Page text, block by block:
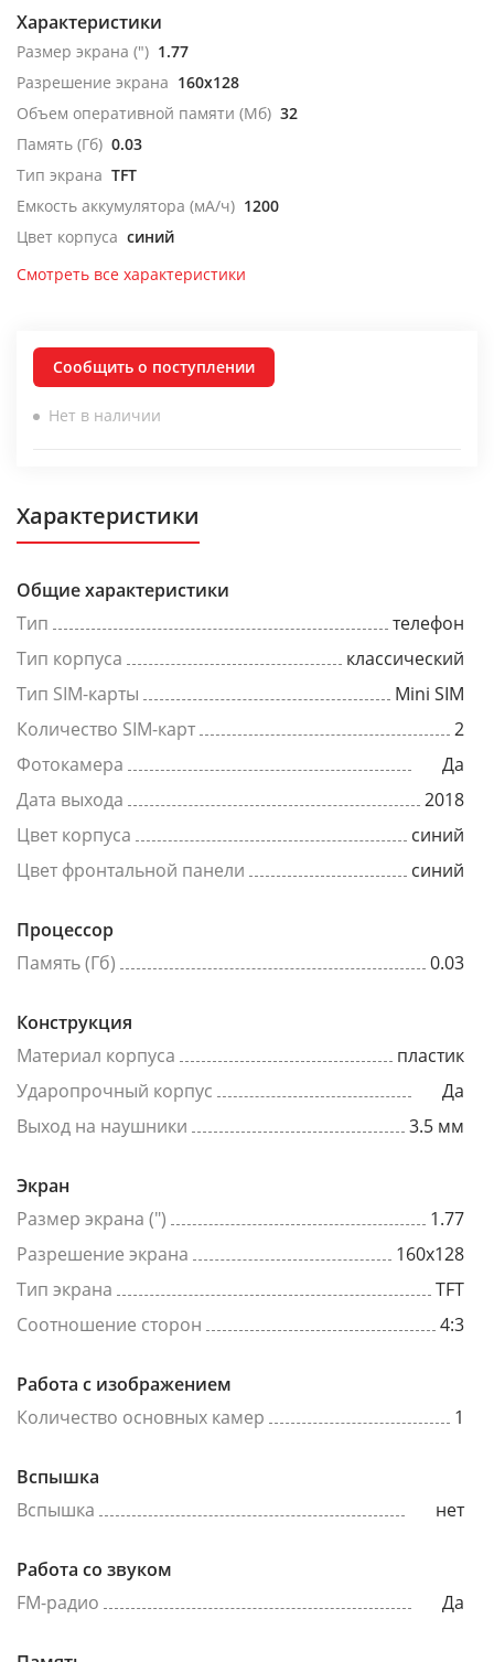
Характеристики
Размер экрана (") 1.77
Разрешение экрана 160x128
Объем оперативной памяти (Мб) 32
Память (Гб) 0.03
Тип экрана TFT
Емкость аккумулятора (мА/ч) 1200
Цвет корпуса синий
Смотреть все характеристики
Сообщить о поступлении
Нет в наличии
Характеристики
Общие характеристики
Тип
телефон
Тип корпуса
классический
Тип SIM-карты
Mini SIM
Количество SIM-карт
2
Фотокамера
Да
Дата выхода
2018
Цвет корпуса
синий
Цвет фронтальной панели
синий
Процессор
Память (Гб)
0.03
Конструкция
Материал корпуса
пластик
Ударопрочный корпус
Да
Выход на наушники
3.5 мм
Экран
Размер экрана (")
1.77
Разрешение экрана
160x128
Тип экрана
TFT
Соотношение сторон
4:3
Работа с изображением
Количество основных камер
1
Вспышка
Вспышка
нет
Работа со звуком
FM-радио
Да